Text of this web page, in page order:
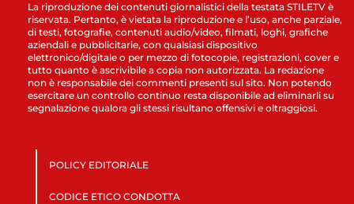
La riproduzione dei contenuti giornalistici della testata STILETV è
riservata. Pertanto, è vietata la riproduzione e l’uso, anche parziale,
di testi, fotografie, contenuti audio/video, filmati, loghi, grafiche
aziendali e pubblicitarie, con qualsiasi dispositivo
elettronico/digitale o per mezzo di fotocopie, registrazioni, cover e
tutto quanto è ascrivibile a copia non autorizzata. La redazione
non è responsabile dei commenti presenti sul sito. Non potendo
esercitare un controllo continuo resta disponibile ad eliminarli su
segnalazione qualora gli stessi risultano offensivi e oltraggiosi.
POLICY EDITORIALE
CODICE ETICO CONDOTTA